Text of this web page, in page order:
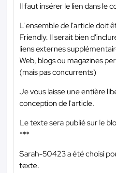
Il faut insérer le lien dans le
L'ensemble de l'article doit
Friendly. Il serait bien
liens externes
Web, blogs ou magazines
(mais pas concurrents)
Je vous laisse une entière
conception de l'article.
Le texte sera publié sur le
***
Sarah-50423 a été choisi
texte.